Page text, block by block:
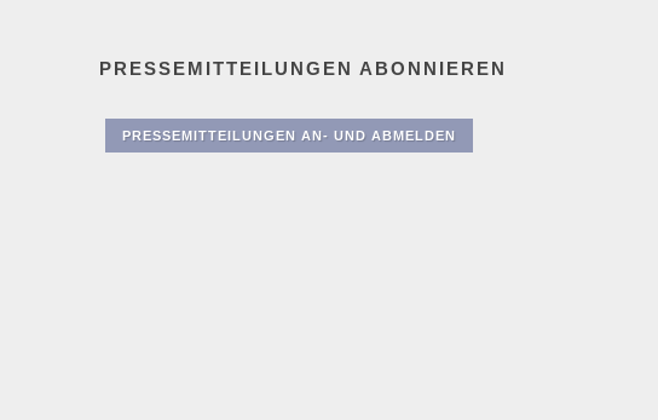
PRESSEMITTEILUNGEN ABONNIEREN
PRESSEMITTEILUNGEN AN- UND ABMELDEN